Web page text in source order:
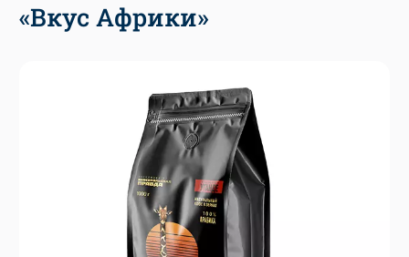
«Вкус Африки»